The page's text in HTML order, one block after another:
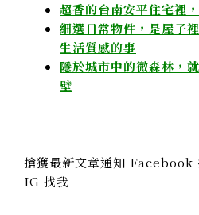
超香的台南安平住宅裡
細選日常物件，是屋子
生活質感的事
隱於城市中的微森林，
壁
搶獲最新文章通知 Facebook
IG 找我